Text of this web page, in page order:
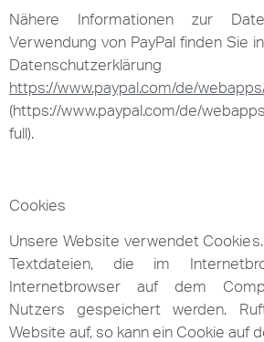
Nähere Informationen zur
Verwendung von PayPal finden Sie
https://www.paypal.com/de/
(https://www.paypal.com/de/
full).
Cookies
Unsere Website verwendet
Textdateien, die im
Internetbrowser auf dem
Nutzers gespeichert werden.
Website auf, so kann ein Cookie auf